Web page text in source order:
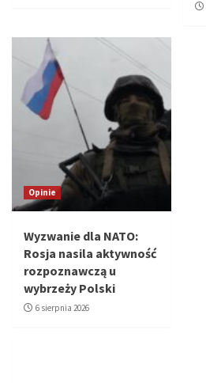
Opinie
Wyzwanie dla NATO:
Rosja nasila aktywność
rozpoznawczą u
wybrzeży Polski
6 sierpnia 2026